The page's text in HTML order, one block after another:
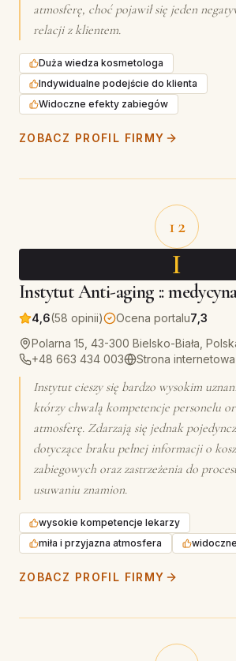
atmosferę, choć pojawił się jeden
relacji z klientem.
Duża wiedza kosmetologa
Indywidualne podejście do klienta
Widoczne efekty zabiegów
ZOBACZ PROFIL FIRMY
12
I
Instytut Anti-aging ::
4,6(58 opinii) Ocena portalu7,3
Polarna 15, 43-300 Bielsko-Biała,
+48 663 434 003
Strona internetowa
Instytut cieszy się bardzo wysokim
którzy chwalą kompetencje personelu
atmosferę. Zdarzają się jednak
dotyczące braku pełnej informacji o
zabiegowych oraz zastrzeżenia do
usuwaniu znamion.
wysokie kompetencje lekarzy
miła i przyjazna atmosfera
ZOBACZ PROFIL FIRMY